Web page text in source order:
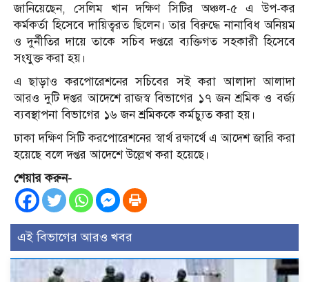
জানিয়েছেন, সেলিম খান দক্ষিণ সিটির অঞ্চল-৫ এ উপ-কর
কর্মকর্তা হিসেবে দায়িত্বরত ছিলেন। তার বিরুদ্ধে নানাবিধ অনিয়ম
ও দুর্নীতির দায়ে তাকে সচিব দপ্তরে ব্যক্তিগত সহকারী হিসেবে
সংযুক্ত করা হয়।
এ ছাড়াও করপোরেশনের সচিবের সই করা আলাদা আলাদা
আরও দুটি দপ্তর আদেশে রাজস্ব বিভাগের ১৭ জন শ্রমিক ও বর্জ্য
ব্যবস্থাপনা বিভাগের ১৬ জন শ্রমিককে কর্মচ্যুত করা হয়।
ঢাকা দক্ষিণ সিটি করপোরেশনের স্বার্থ রক্ষার্থে এ আদেশ জারি করা
হয়েছে বলে দপ্তর আদেশে উল্লেখ করা হয়েছে।
শেয়ার করুন-
এই বিভাগের আরও খবর